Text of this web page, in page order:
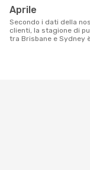
aprile
Secondo i dati della nostra ricerca
clienti, la stagione di
tra Brisbane e Sydney